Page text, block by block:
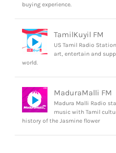
buying experience.
TamilKuyil FM
US Tamil Radio
art, entertain and
world.
MaduraMalli FM
Madura Malli Radio
music with Tamil
history of the Jasmine flower